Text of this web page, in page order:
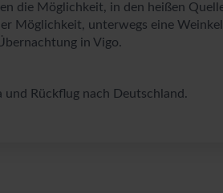
die Möglichkeit, in den heißen
Möglichkeit, unterwegs eine
in Vigo.
und Rückflug nach Deutschland.